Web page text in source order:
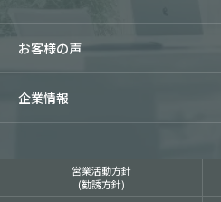
お客様の声
企業情報
営業活動方針
(勧誘方針)